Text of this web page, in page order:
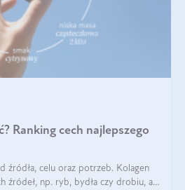
Ranking cech najlepszego
źródła, celu oraz potrzeb. Kolagen
źródeł, np. ryb, bydła czy drobiu, a